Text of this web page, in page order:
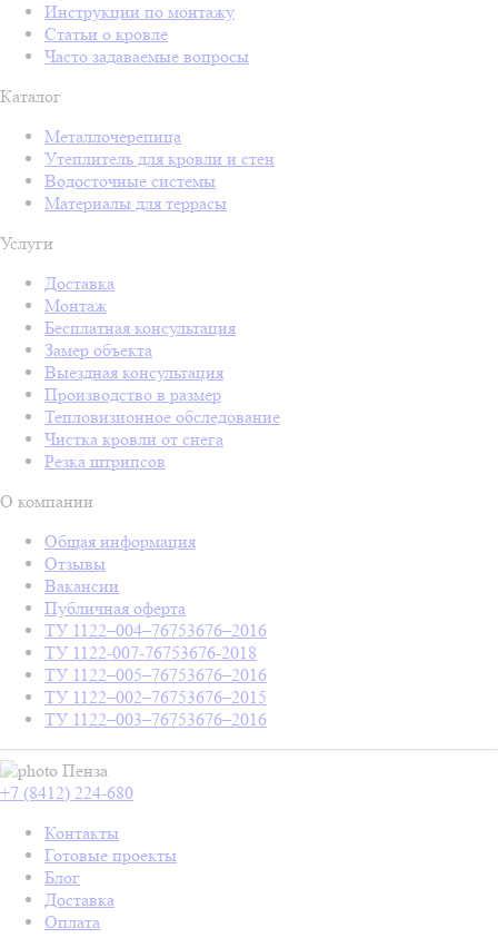
Инструкции по монтажу
Статьи о кровле
Часто задаваемые вопросы
Каталог
Металлочерепица
Утеплитель для кровли и стен
Водосточные системы
Материалы для террасы
Услуги
Доставка
Монтаж
Бесплатная консультация
Замер объекта
Выездная консультация
Производство в размер
Тепловизионное обследование
Чистка кровли от снега
Резка штрипсов
О компании
Общая информация
Отзывы
Вакансии
Публичная оферта
ТУ 1122–004–76753676–2016
ТУ 1122-007-76753676-2018
ТУ 1122–005–76753676–2016
ТУ 1122–002–76753676–2015
ТУ 1122–003–76753676–2016
Пенза
+7 (8412) 224-680
Контакты
Готовые проекты
Блог
Доставка
Оплата